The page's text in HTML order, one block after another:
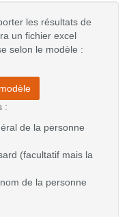
les résultats de
un fichier excel
selon le modèle :
:
de la personne
(facultatif mais la
de la personne